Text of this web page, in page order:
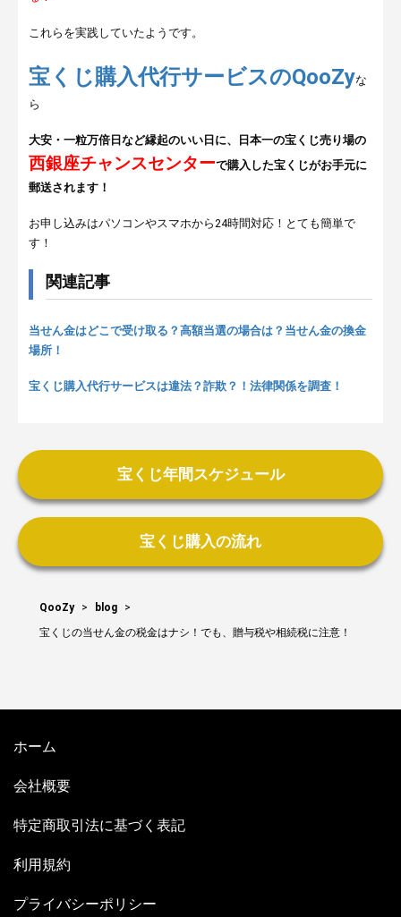
これらを実践していたようです。
宝くじ購入代行サービスのQooZyな
ら
大安・一粒万倍日など縁起のいい日に、日本一の宝くじ売り場の
西銀座チャンスセンターで購入した宝くじがお手元に
郵送されます！
お申し込みはパソコンやスマホから24時間対応！とても簡単で
す！
関連記事
当せん金はどこで受け取る？高額当選の場合は？当せん金の換金
場所！
宝くじ購入代行サービスは違法？詐欺？！法律関係を調査！
宝くじ年間スケジュール
宝くじ購入の流れ
QooZy > blog
>
宝くじの当せん金の税金はナシ！でも、贈与税や相続税に注意！
ホーム
会社概要
特定商取引法に基づく表記
利用規約
プライバシーポリシー